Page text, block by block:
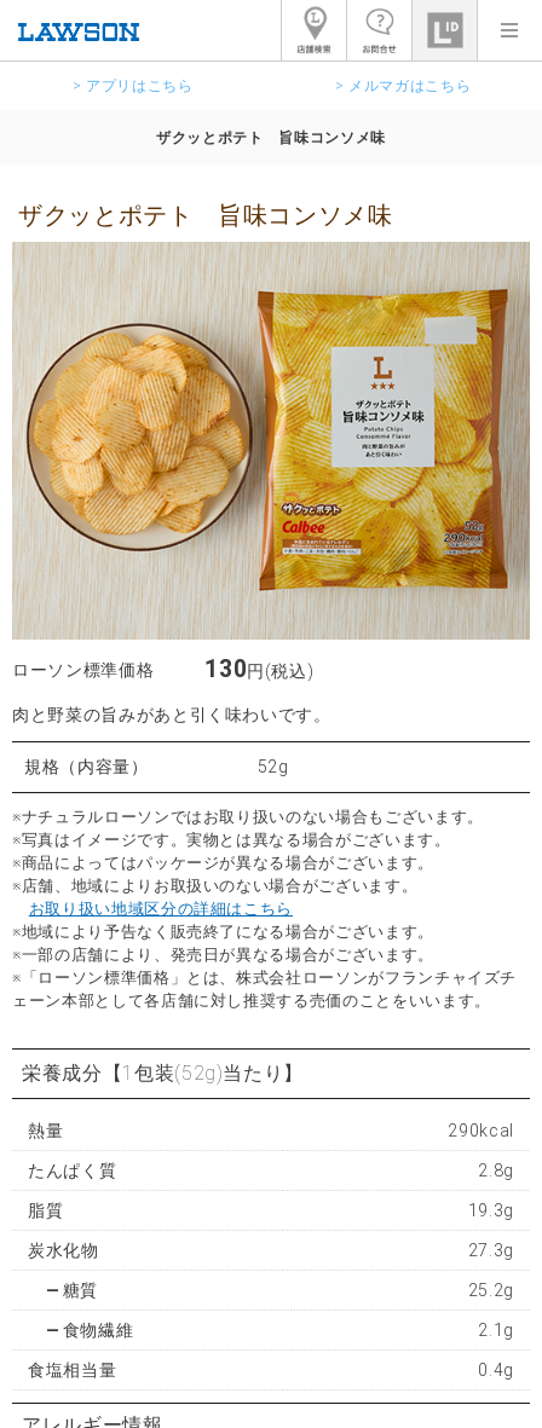
> アプリはこちら > メルマガはこちら
ザクッとポテト 旨味コンソメ味
ザクッとポテト 旨味コンソメ味
ローソン標準価格 130円(税込)
肉と野菜の旨みがあと引く味わいです。
規格（内容量） 52g
※ナチュラルローソンではお取り扱いのない場合もございます。
※写真はイメージです。実物とは異なる場合がございます。
※商品によってはパッケージが異なる場合がございます。
※店舗、地域によりお取扱いのない場合がございます。
お取り扱い地域区分の詳細はこちら
※地域により予告なく販売終了になる場合がございます。
※一部の店舗により、発売日が異なる場合がございます。
※「ローソン標準価格」とは、株式会社ローソンがフランチャイズチ
ェーン本部として各店舗に対し推奨する売価のことをいいます。
栄養成分 【1包装(52g)当たり】
熱量 290kcal
たんぱく質 2.8g
脂質 19.3g
炭水化物 27.3g
糖質 25.2g
食物繊維 2.1g
食塩相当量 0.4g